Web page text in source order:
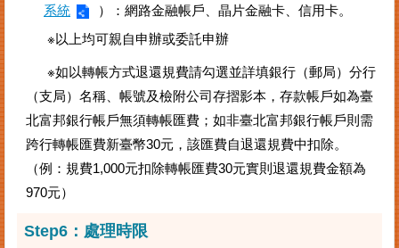
系統
）：網路金融帳戶、晶片金融卡、信用卡。
※以上均可親自申辦或委託申辦
※如以轉帳方式退還規費請勾選並詳填銀行（郵局）分行
（支局）名稱、帳號及檢附公司存摺影本，存款帳戶如為臺
北富邦銀行帳戶無須轉帳匯費；如非臺北富邦銀行帳戶則需
跨行轉帳匯費新臺幣30元，該匯費自退還規費中扣除。
（例：規費1,000元扣除轉帳匯費30元實則退還規費金額為
970元）
Step6：處理時限